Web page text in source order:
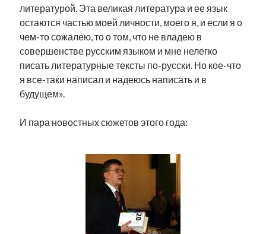
литературой. Эта великая литература и ее язык
остаются частью моей личности, моего я, и если я о
чем-то сожалею, то о том, что не владею в
совершенстве русским языком и мне нелегко
писать литературные тексты по-русски. Но кое-что
я все-таки написал и надеюсь написать и в
будущем».
И пара новостных сюжетов этого года: